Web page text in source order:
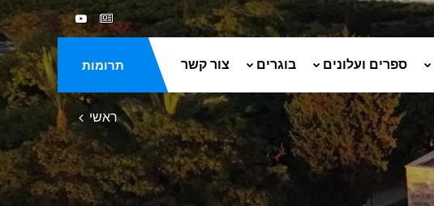
תרומות ספרים ועלונים בוגרים צור קשר
ראשי